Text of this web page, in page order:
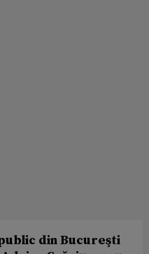
din Bucureşti